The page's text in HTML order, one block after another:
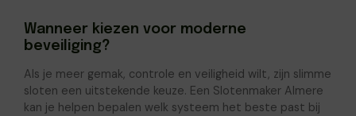
Wanneer kiezen voor moderne
beveiliging?
Als je meer gemak, controle en veiligheid wilt, zijn slimme
sloten een uitstekende keuze. Een Slotenmaker Almere
kan je helpen bepalen welk systeem het beste past bij